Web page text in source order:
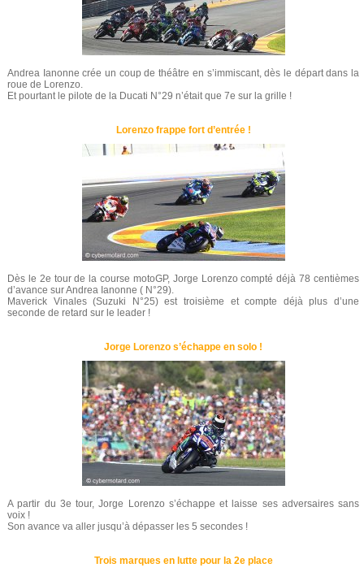
Andrea Ianonne crée un coup de théâtre en s’immiscant, dès le départ dans la
roue de Lorenzo.
Et pourtant le pilote de la Ducati N°29 n’était que 7e sur la grille !
Lorenzo frappe fort d’entrée !
Dès le 2e tour de la course motoGP, Jorge Lorenzo compté déjà 78 centièmes
d’avance sur Andrea Ianonne ( N°29).
Maverick Vinales (Suzuki N°25) est troisième et compte déjà plus d’une
seconde de retard sur le leader !
Jorge Lorenzo s’échappe en solo !
A partir du 3e tour, Jorge Lorenzo s’échappe et laisse ses adversaires sans
voix !
Son avance va aller jusqu’à dépasser les 5 secondes !
Trois marques en lutte pour la 2e place